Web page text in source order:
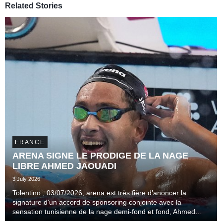
Related Stories
FRANCE
ARENA SIGNE LE PRODIGE DE LA NAGE
LIBRE AHMED JAOUADI
3 July 2026
Tolentino , 03/07/2026, arena est très fière d’anoncer la
signature d'un accord de sponsoring conjointe avec la
sensation tunisienne de la nage demi-fond et fond, Ahmed